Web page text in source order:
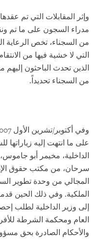
وإثر المقابلات التي تم
مدراء السجون على ما تم
من السجناء، تخص الرعاية
التي لا خشية فيها من
الذين تحدث الباحثون إليهم
من السجناء تحديداً.
على ما انتهت إليه زياراتها
الداخلية، مخيمر أبو جاموس،
سرحان، من مكتب حقوق
المجالي من وحدة تطوير
الملكية. وفي ذلك الحين
إلى وزير الداخلية لطلب
العام ومحكمة الشرطة
والأحكام الصادرة بحق